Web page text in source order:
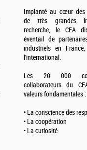
Implanté au cœur des
de très grandes
recherche, le CEA
éventail de
industriels en
l'international.
Les 20 000
collaborateurs du
valeurs fondamentales :
• La conscience des
• La coopération
• La curiosité